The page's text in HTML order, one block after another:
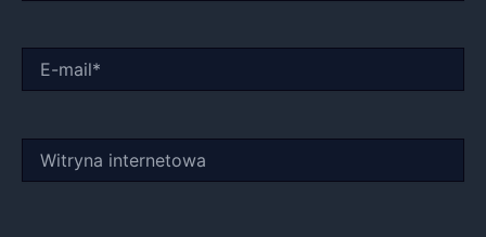
mail*
internetowa